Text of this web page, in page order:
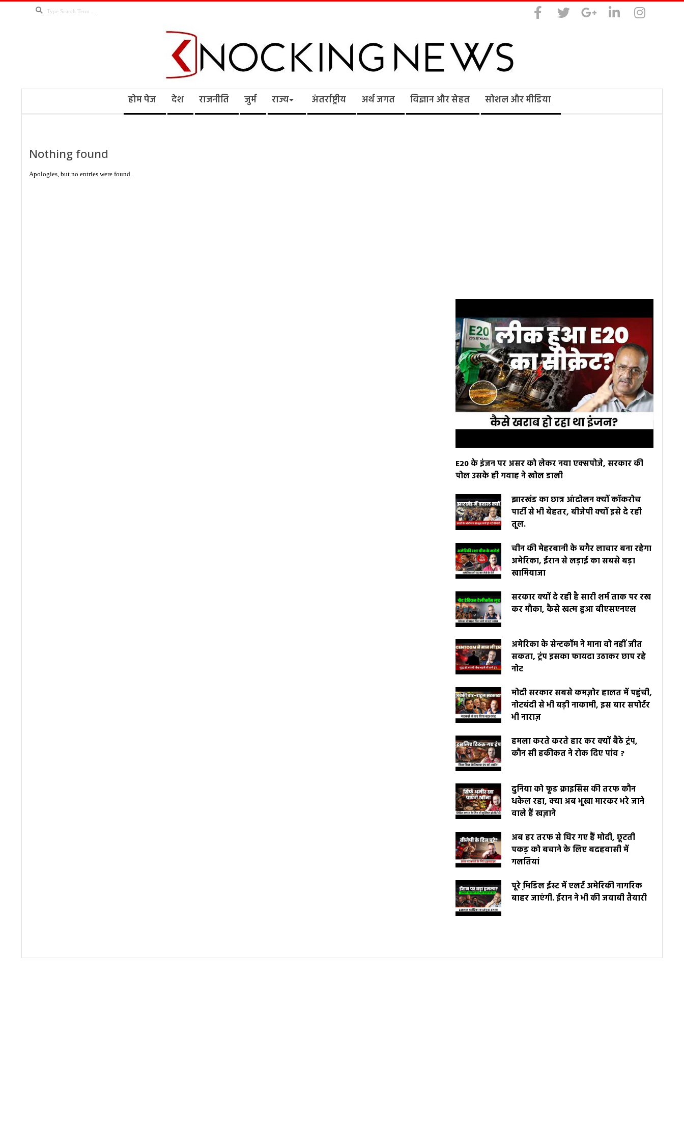
Search
Knocking
होम पेज देश राजनीति जुर्म राज्य अंतर्राष्ट्रीय अर्थ जगत विज्ञान और सेहत सोशल और मीडिया
Nothing found
Apologies, but no entries were found.
E20 के इंजन पर असर को लेकर नया एक्सपोजे, सरकार की
पोल उसके ही गवाह ने खोल डाली
झारखंड का छात्र आंदोलन क्यों कॉकरोच
पार्टी से भी बेहतर, बीजेपी क्यों इसे दे रही
तूल.
चीन की मेहरबानी के बगैर लाचार बना रहेगा
अमेरिका, ईरान से लड़ाई का सबसे बड़ा
खामियाजा
सरकार क्यों दे रही है सारी शर्म ताक पर रख
कर मौका, कैसे खत्म हुआ बीएसएनएल
अमेरिका के सेन्टकॉम ने माना वो नहीं जीत
सकता, ट्रंप इसका फायदा उठाकर छाप रहे
नोट
मोदी सरकार सबसे कमज़ोर हालत में पहुंची,
नोटबंदी से भी बड़ी नाकामी, इस बार सपोर्टर
भी नाराज़
हमला करते करते हार कर क्यों बैठे ट्रंप,
कौन सी हकीकत ने रोक दिए पांव ?
दुनिया को फूड क्राइसिस की तरफ कौन
धकेल रहा, क्या अब भूखा मारकर भरे जाने
वाले हैं खज़ाने
अब हर तरफ से घिर गए हैं मोदी, छूटती
पकड़ को बचाने के लिए बदहवासी में
गलतियां
पूरे मि़डिल ईस्ट में एलर्ट अमेरिकी नागरिक
बाहर जाएंगी. ईरान ने भी की जवाबी तैयारी